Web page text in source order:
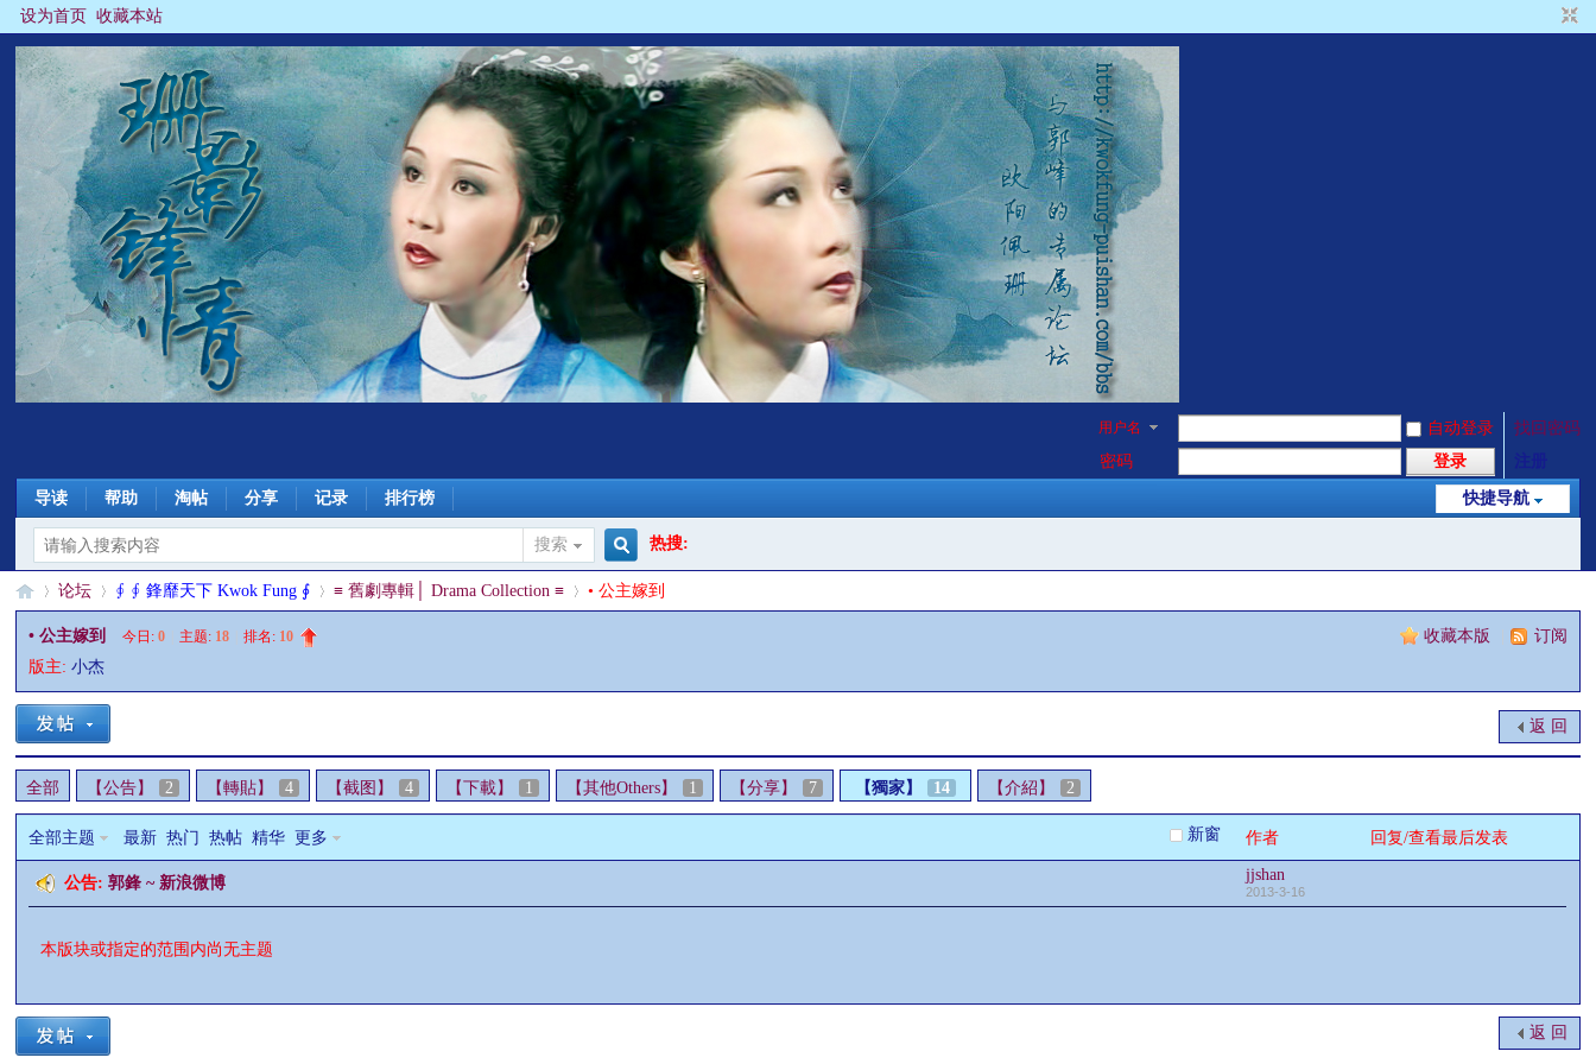
设为首页 收藏本站
用户名 自动登录
找回密码
密码
登录
快捷导航
导读 帮助 淘帖 分享 记录 排行榜
搜索
搜
热搜:
§ »
论坛
›
∮ ∮ 鋒靡天下 Kwok Fung ∮
›
≡ 舊劇專輯│ Drama Collection ≡
›
• 公主嫁到
收藏本版 订阅
• 公主嫁到 今日:0 主题: 18 排名: 10
版主:小杰
返 回
全部 【公告】 2 【轉貼】 4 【截图】 4 【下載】 1 【其他Others】 1 【分享】 7 【獨家】 14 【介紹】 2
新窗
全部主题 最新 热门 热帖 精华 更多 作者 回复/查看最后发表
公告:郭鋒 ~ 新浪微博 jjshan
2013-3-16
本版块或指定的范围内尚无主题
返 回